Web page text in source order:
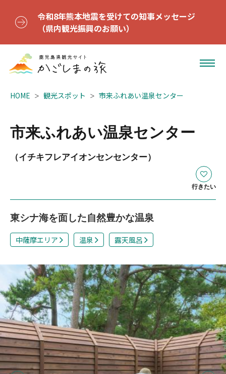
令和8年熊本地震を受けての知事メッセージ
（県内観光振興のお願い）
HOME 観光スポット 市来ふれあい温泉センター
市来ふれあい温泉センター
（イチキフレアイオンセンセンター）
行きたい
東シナ海を面した自然豊かな温泉
中薩摩エリア 温泉 露天風呂